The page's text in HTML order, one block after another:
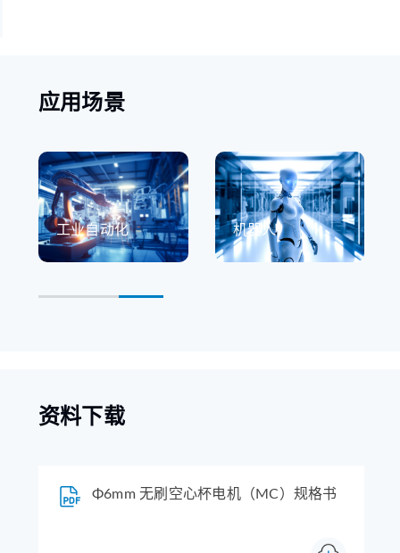
应用场景
工业自动化 机器人
资料下载
Φ6mm 无刷空心杯电机（MC）规格书